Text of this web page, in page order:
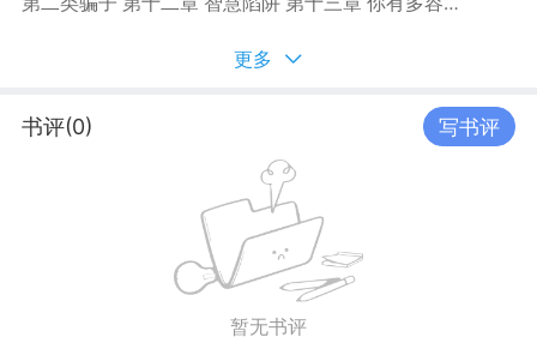
更多
书评(0) 写书评
暂无书评